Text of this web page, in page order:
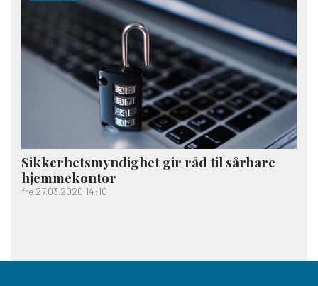
Sikkerhets­myndighet gir råd til sårbare
hjemme­kontor
fre 27.03.2020 14:10